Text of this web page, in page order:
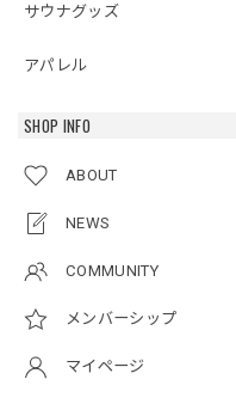
サウナグッズ
アパレル
SHOP INFO
ABOUT
NEWS
COMMUNITY
メンバーシップ
マイページ